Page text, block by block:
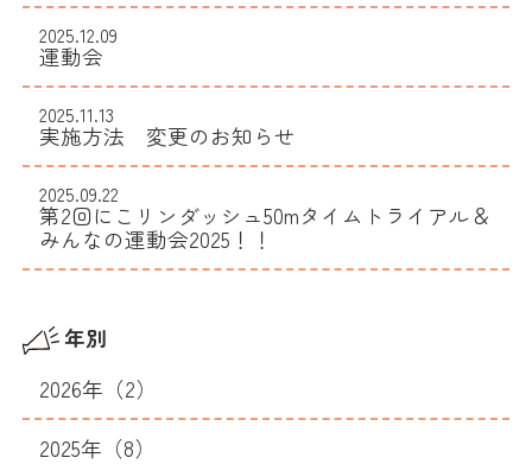
運動会
2025.12.09
実施方法 変更のお知らせ
2025.11.13
​​第2回にこリンダッシュ50mタイムトライアル＆
みんなの運動会2025！！
2025.09.22
年別
2026年（2）
2025年（8）